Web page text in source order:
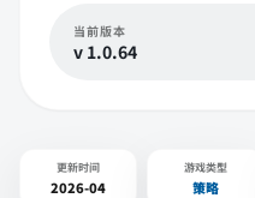
当前版本
v 1.0.64
更新时间
2026-04
游戏类型
策略